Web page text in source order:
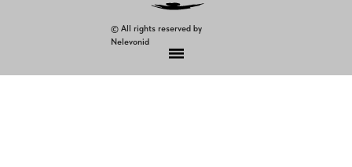
© All rights reserved by
Nelevonid